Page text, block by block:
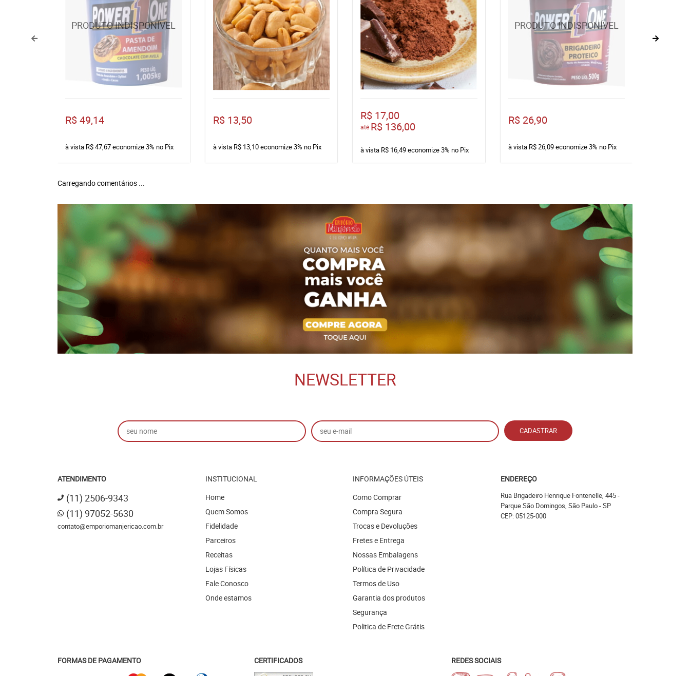
R$ 49,14
à vista R$ 47,67economize3% no Pix
R$ 13,50
à vista R$ 13,10economize3% no Pix
R$ 17,00
até R$ 136,00
à vista R$ 16,49economize3% no Pix
R$ 26,90
à vista R$ 26,09economize3% no Pix
Carregando comentários ...
NEWSLETTER
CADASTRAR
ATENDIMENTO
(11) 2506-9343
(11) 97052-5630
contato@emporiomanjericao.com.br
INSTITUCIONAL
Home
Quem Somos
Fidelidade
Parceiros
Receitas
Lojas Físicas
Fale Conosco
Onde estamos
INFORMAÇÕES ÚTEIS
Como Comprar
Compra Segura
Trocas e Devoluções
Fretes e Entrega
Nossas Embalagens
Política de Privacidade
Termos de Uso
Garantia dos produtos
Segurança
Politica de Frete Grátis
ENDEREÇO
Rua Brigadeiro Henrique Fontenelle, 445-
Parque São Domingos, São Paulo-SP
CEP: 05125-000
FORMAS DE PAGAMENTO CERTIFICADOS REDES SOCIAIS